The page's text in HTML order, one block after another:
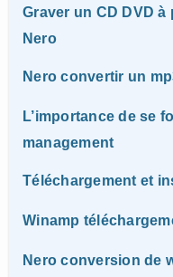
Graver un CD DVD à
Nero
Nero convertir un
L’importance de se
management
Téléchargement et
Winamp
Nero conversion de